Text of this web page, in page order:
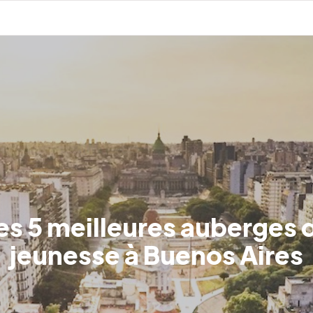
5 meilleures auberges
jeunesse à Buenos Aires